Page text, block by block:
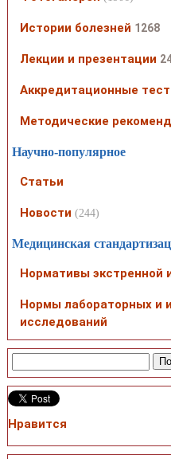
Истории болезней 1268
Лекции и презентации
Аккредитационные
Методические
Научно-популярное
Статьи
Новости (244)
Медицинская
Нормативы экстренной
Нормы лабораторных и
исследований
Нравится